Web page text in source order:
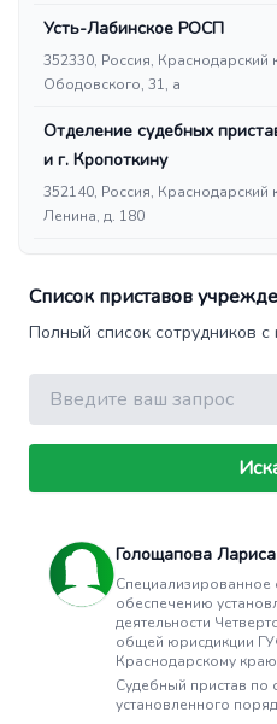
Усть-Лабинское РОСП
352330, Россия, Краснодарский
Ободовского, 31, а
Отделение судебных
и г. Кропоткину
352140, Россия, Краснодарский
Ленина, д. 180
Список приставов
Полный список сотрудников
Поиск
Голощапова
Специализированное
обеспечению
деятельности
общей юрисдикции
Краснодарскому краю
Судебный пристав по
установленного